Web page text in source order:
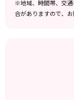
※地域、時間帯、交通
合がありますので、お